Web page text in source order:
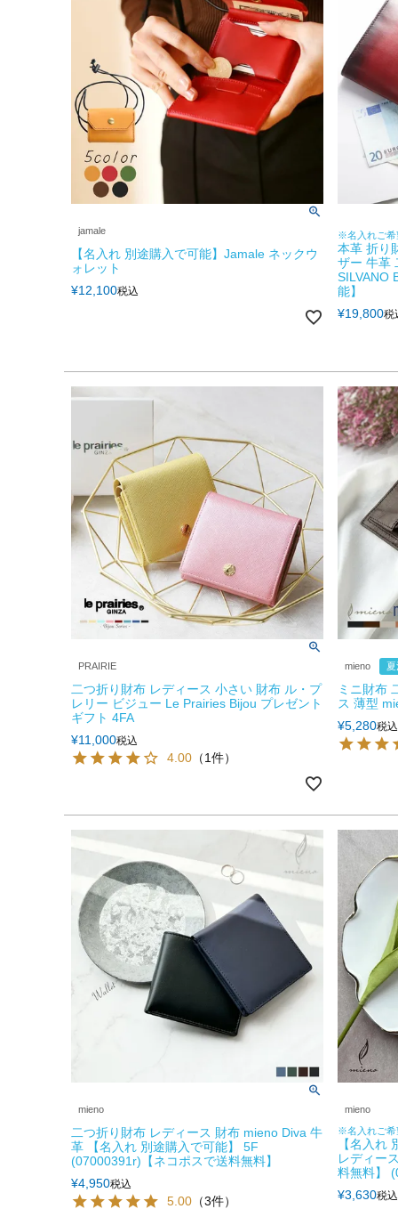
jamale
【名入れ 別途購入で可能】Jamale ネックウ
ォレット
¥12,100税込
※名入れご希
本革 折り
ザー 牛革
SILVANO
能】
¥19,800税
PRAIRIE
二つ折り財布 レディース 小さい 財布 ル・プ
レリー ビジュー Le Prairies Bijou プレゼント
ギフト 4FA
¥11,000税込
4.00 （1件）
mieno 夏
ミニ財布
ス 薄型
¥5,280税込
mieno
二つ折り財布 レディース 財布 mieno Diva 牛
革 【名入れ 別途購入で可能】 5F
(07000391r)【ネコポスで送料無料】
¥4,950税込
5.00 （3件）
mieno
※名入れご希
【名入れ
レディー
料無料】
¥3,630税込